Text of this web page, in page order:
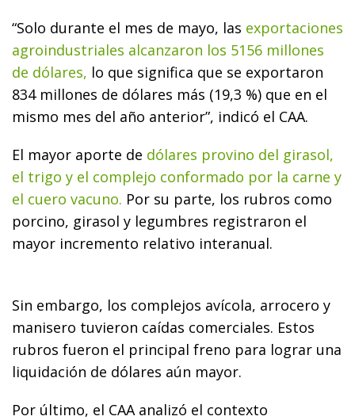
“Solo durante el mes de mayo, las exportaciones
agroindustriales alcanzaron los 5156 millones
de dólares, lo que significa que se exportaron
834 millones de dólares más (19,3 %) que en el
mismo mes del año anterior”, indicó el CAA.
El mayor aporte de dólares provino del girasol,
el trigo y el complejo conformado por la carne y
el cuero vacuno. Por su parte, los rubros como
porcino, girasol y legumbres registraron el
mayor incremento relativo interanual.
Sin embargo, los complejos avícola, arrocero y
manisero tuvieron caídas comerciales. Estos
rubros fueron el principal freno para lograr una
liquidación de dólares aún mayor.
Por último, el CAA analizó el contexto